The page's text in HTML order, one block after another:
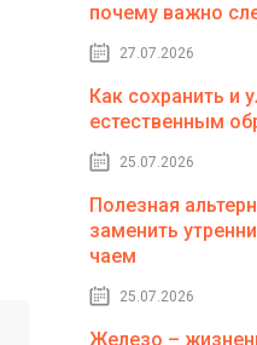
почему важно
27.07.2026
Как сохранить и
естественным
25.07.2026
Полезная
заменить
чаем
25.07.2026
Железо –